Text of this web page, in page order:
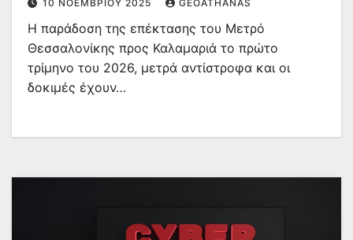
10 ΝΟΕΜΒΡΊΟΥ 2025 GEOATHANAS
Η παράδοση της επέκτασης του Μετρό
Θεσσαλονίκης προς Καλαμαριά το πρώτο
τρίμηνο του 2026, μετρά αντίστροφα και οι
δοκιμές έχουν…